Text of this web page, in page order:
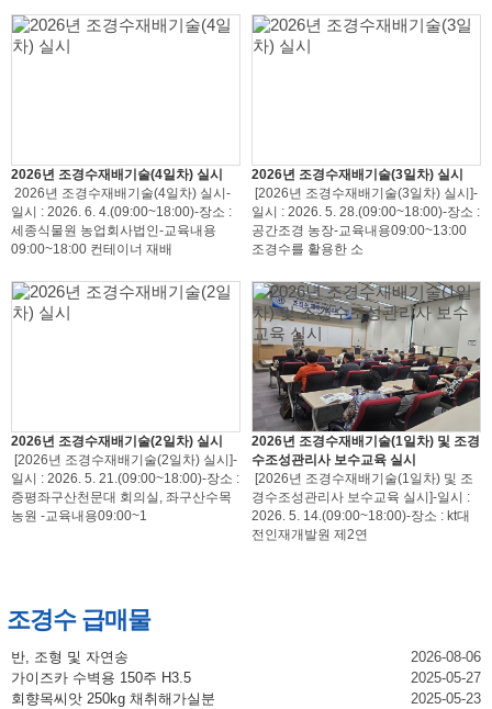
2026년 조경수재배기술(4일차) 실시
2026년 조경수재배기술(4일차) 실시-
일시 : 2026. 6. 4.(09:00~18:00)-장소 :
세종식물원 농업회사법인-교육내용
09:00~18:00 컨테이너 재배
2026년 조경수재배기술(3일차) 실시
[2026년 조경수재배기술(3일차) 실시]-
일시 : 2026. 5. 28.(09:00~18:00)-장소 :
공간조경 농장-교육내용09:00~13:00
조경수를 활용한 소
2026년 조경수재배기술(2일차) 실시
[2026년 조경수재배기술(2일차) 실시]-
일시 : 2026. 5. 21.(09:00~18:00)-장소 :
증평좌구산천문대 회의실, 좌구산수목
농원 -교육내용09:00~1
2026년 조경수재배기술(1일차) 및 조경
수조성관리사 보수교육 실시
[2026년 조경수재배기술(1일차) 및 조
경수조성관리사 보수교육 실시]-일시 :
2026. 5. 14.(09:00~18:00)-장소 : kt대
전인재개발원 제2연
조경수 급매물
반, 조형 및 자연송
2026-08-06
가이즈카 수벽용 150주 H3.5
2025-05-27
회향목씨앗 250kg 채취해가실분
2025-05-23